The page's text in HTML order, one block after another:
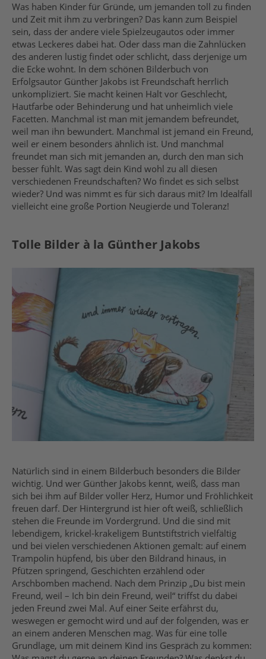
Was haben Kinder für Gründe, um jemanden toll zu finden
und Zeit mit ihm zu verbringen? Das kann zum Beispiel
sein, dass der andere viele Spielzeugautos oder immer
etwas Leckeres dabei hat. Oder dass man die Zahnlücken
des anderen lustig findet oder schlicht, dass derjenige um
die Ecke wohnt. In dem schönen Bilderbuch von
Erfolgsautor Günther Jakobs ist Freundschaft herrlich
unkompliziert. Sie macht keinen Halt vor Geschlecht,
Hautfarbe oder Behinderung und hat unheimlich viele
Facetten. Manchmal ist man mit jemandem befreundet,
weil man ihn bewundert. Manchmal ist jemand ein Freund,
weil er einem besonders ähnlich ist. Und manchmal
freundet man sich mit jemanden an, durch den man sich
besser fühlt. Was sagt dein Kind wohl zu all diesen
verschiedenen Freundschaften? Wo findet es sich selbst
wieder? Und was nimmt es für sich daraus mit? Im Idealfall
vielleicht eine große Portion Neugierde und Toleranz!
Tolle Bilder à la Günther Jakobs
Natürlich sind in einem Bilderbuch besonders die Bilder
wichtig. Und wer Günther Jakobs kennt, weiß, dass man
sich bei ihm auf Bilder voller Herz, Humor und Fröhlichkeit
freuen darf. Der Hintergrund ist hier oft weiß, schließlich
stehen die Freunde im Vordergrund. Und die sind mit
lebendigem, krickel-krakeligem Buntstiftstrich vielfältig
und bei vielen verschiedenen Aktionen gemalt: auf einem
Trampolin hüpfend, bis über den Bildrand hinaus, in
Pfützen springend, Geschichten erzählend oder
Arschbomben machend. Nach dem Prinzip „Du bist mein
Freund, weil – Ich bin dein Freund, weil“ triffst du dabei
jeden Freund zwei Mal. Auf einer Seite erfährst du,
weswegen er gemocht wird und auf der folgenden, was er
an einem anderen Menschen mag. Was für eine tolle
Grundlage, um mit deinem Kind ins Gespräch zu kommen: